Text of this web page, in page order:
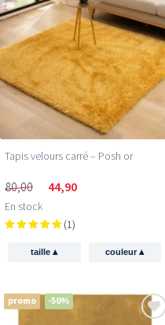
Tapis velours carré – Posh or
80,00 44,90
En stock
(1)
taille▴ couleur▴
promo -50%